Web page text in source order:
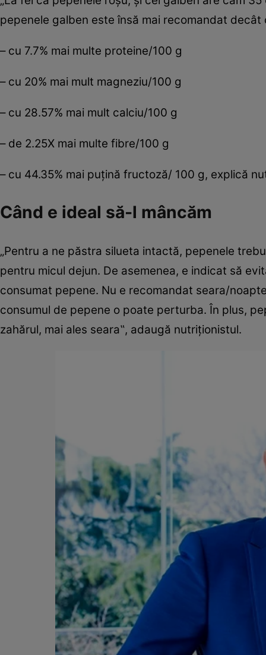
pepenele galben este însă mai recomandat
– cu 7.7% mai multe proteine/100 g
– cu 20% mai mult magneziu/100 g
– cu 28.57% mai mult calciu/100 g
– de 2.25X mai multe fibre/100 g
– cu 44.35% mai puţină fructoză/ 100 g, explică
Când e ideal să-l mâncăm
„Pentru a ne păstra silueta intactă, pepenele
pentru micul dejun. De asemenea, e indicat să
consumat pepene. Nu e recomandat seara/
consumul de pepene o poate perturba. În plus,
zahărul, mai ales seara‟, adaugă nutriţionistul.